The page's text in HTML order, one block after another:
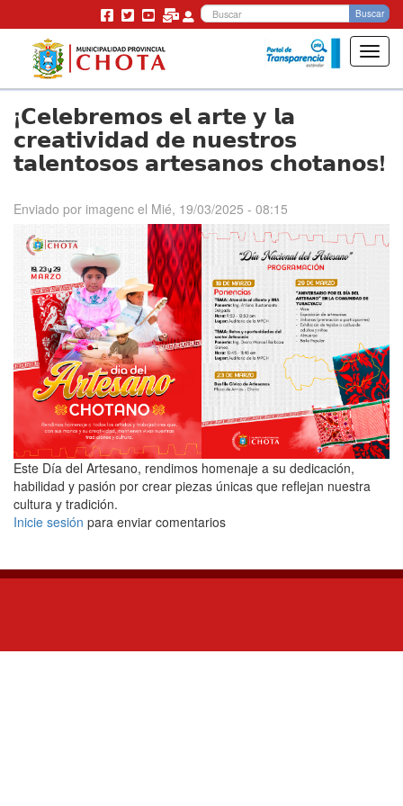
Pasar
contenido
principal
Buscar
¡𝗖𝗲𝗹𝗲𝗯𝗿𝗲𝗺𝗼𝘀 𝗲𝗹 𝗮𝗿𝘁𝗲 𝘆 𝗹𝗮
𝗰𝗿𝗲𝗮𝘁𝗶𝘃𝗶𝗱𝗮𝗱 𝗱𝗲 𝗻𝘂𝗲𝘀𝘁𝗿𝗼𝘀
𝘁𝗮𝗹𝗲𝗻𝘁𝗼𝘀𝗼𝘀 𝗮𝗿𝘁𝗲𝘀𝗮𝗻𝗼𝘀 𝗰𝗵𝗼𝘁𝗮𝗻𝗼𝘀!
Enviado por imagenc el Mié, 19/03/2025 - 08:15
Este Día del Artesano, rendimos homenaje a su dedicación,
habilidad y pasión por crear piezas únicas que reflejan nuestra
cultura y tradición.
Inicie sesión para enviar comentarios